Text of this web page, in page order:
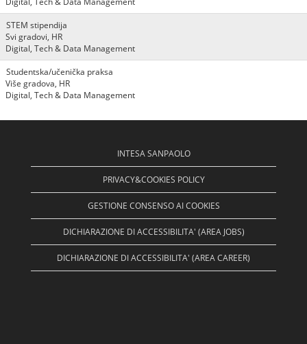
STEM stipendija
Svi gradovi, HR
Digital, Tech & Data Management
Studentska/učenička praksa
Više gradova, HR
Digital, Tech & Data Management
INTESA SANPAOLO
PRIVACY&COOKIES POLICY
GESTIONE CONSENSO AI COOKIES
DICHIARAZIONE DI ACCESSIBILITA' (AREA JOBS)
DICHIARAZIONE DI ACCESSIBILITA' (AREA CAREER)